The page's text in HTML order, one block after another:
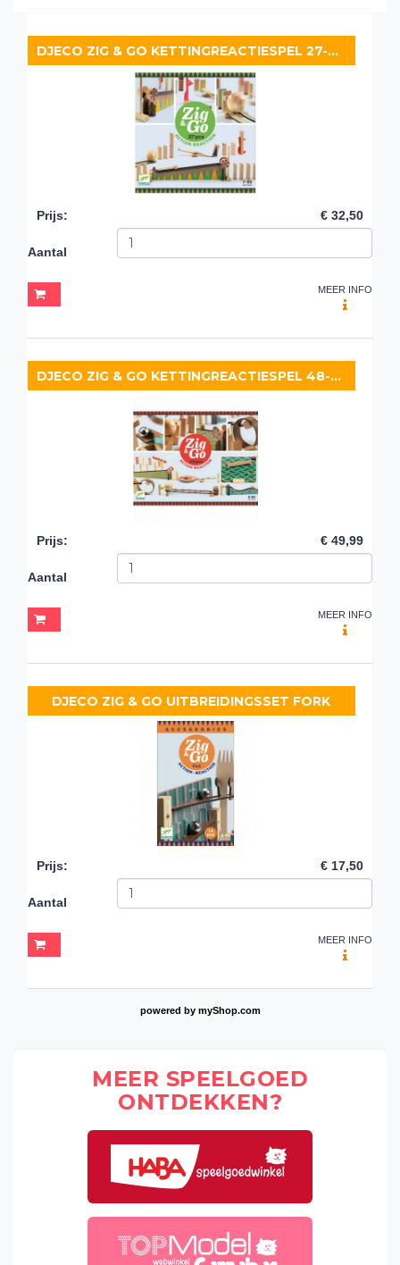
DJECO ZIG & GO KETTINGREACTIESPEL 27-DELIG
Prijs: € 32,50
Aantal
MEER INFO
DJECO ZIG & GO KETTINGREACTIESPEL 48-DELIG
Prijs: € 49,99
Aantal
MEER INFO
DJECO ZIG & GO UITBREIDINGSSET FORK
Prijs: € 17,50
Aantal
MEER INFO
powered by myShop.com
MEER SPEELGOED
ONTDEKKEN?